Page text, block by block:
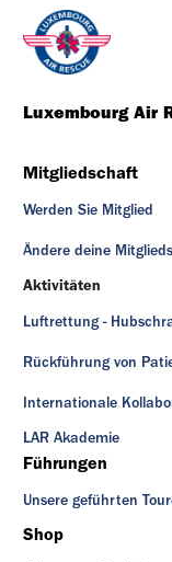
Luxembourg Air
Mitgliedschaft
Werden Sie Mitglied
Ändere deine
Aktivitäten
Luftrettung -
Rückführung von
Internationale
LAR Akademie
Führungen
Unsere geführten
Shop